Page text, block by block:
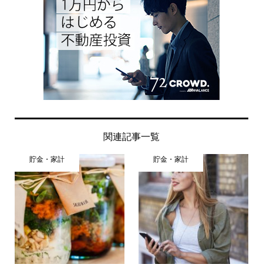
関連記事一覧
貯金・家計 貯金・家計